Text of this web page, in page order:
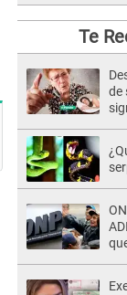
Te
de